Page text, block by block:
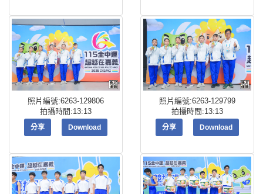
照片編號:6263-129806
拍攝時間:13:13
分享 Download
照片編號:6263-129799
拍攝時間:13:13
分享 Download